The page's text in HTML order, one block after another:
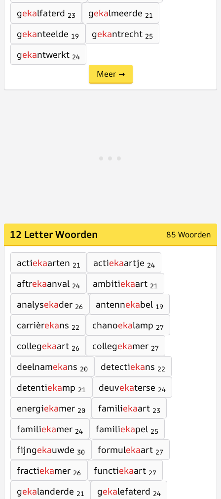
gekalfaterd 23 gekalmeerde 21
gekanteelde 19 gekantrecht 25
gekantwerkt 24
Meer →
12 Letter Woorden 85 Woorden
actiekaarten 21 actiekaartje 24
aftrekaanval 24 ambitiekaart 21
analysekader 26 antennekabel 19
carrièrekans 22 chanoekalamp 27
collegekaart 26 collegekamer 27
deelnamekans 20 detectiekans 22
detentiekamp 21 deuvekaterse 24
energiekamer 20 familiekaart 23
familiekamer 24 familiekapel 25
fijngekauwde 30 formulekaart 27
fractiekamer 26 functiekaart 27
gekalanderde 21 gekalefaterd 24